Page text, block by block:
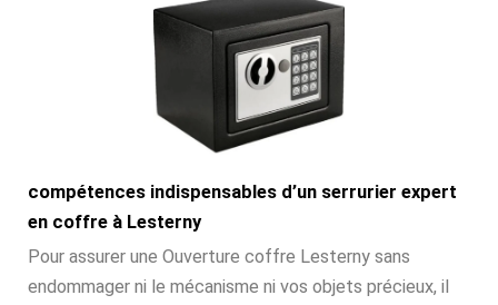
compétences indispensables d’un serrurier expert
en coffre à Lesterny
Pour assurer une Ouverture coffre Lesterny sans
endommager ni le mécanisme ni vos objets précieux, il